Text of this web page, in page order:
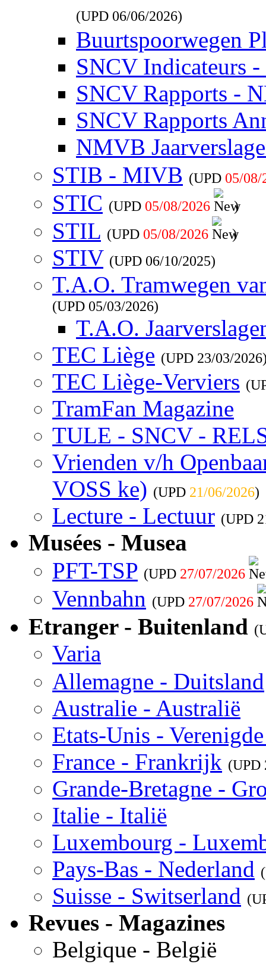
(UPD 06/06/2026)
Buurtspoorwegen
SNCV Indicateurs
SNCV Rapports -
SNCV Rapports
NMVB
STIB - MIVB (UPD 05/08/
STIC (UPD 05/08/2026 )
STIL (UPD 05/08/2026 )
STIV (UPD 06/10/2025)
T.A.O. Tramwegen
(UPD 05/03/2026)
T.A.O.
TEC Liège (UPD 23/03/2026
TEC Liège-Verviers
TramFan Magazine
TULE - SNCV -
Vrienden v/h
VOSS ke) (UPD 21/06/2026)
Lecture - Lectuur (UPD
Musées - Musea
PFT-TSP (UPD 27/07/2026
Vennbahn (UPD 27/07/2026
Etranger - Buitenland
Varia
Allemagne - Duitsland
Australie - Australië
Etats-Unis -
France - Frankrijk (UPD
Grande-Bretagne -
Italie - Italië
Luxembourg -
Pays-Bas - Nederland
Suisse - Switserland
Revues - Magazines
Belgique - België